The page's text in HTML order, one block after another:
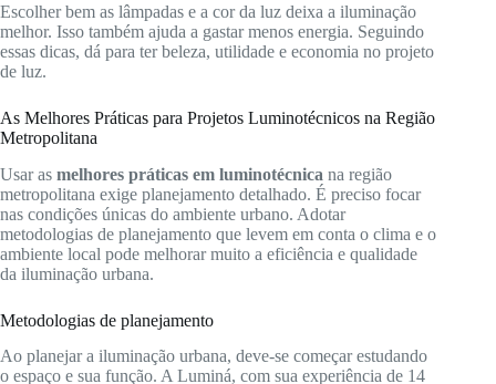
Escolher bem as lâmpadas e a cor da luz deixa a iluminação
melhor. Isso também ajuda a gastar menos energia. Seguindo
essas dicas, dá para ter beleza, utilidade e economia no projeto
de luz.
As Melhores Práticas para Projetos Luminotécnicos na Região
Metropolitana
Usar as melhores práticas em luminotécnica na região
metropolitana exige planejamento detalhado. É preciso focar
nas condições únicas do ambiente urbano. Adotar
metodologias de planejamento que levem em conta o clima e o
ambiente local pode melhorar muito a eficiência e qualidade
da iluminação urbana.
Metodologias de planejamento
Ao planejar a iluminação urbana, deve-se começar estudando
o espaço e sua função. A Luminá, com sua experiência de 14